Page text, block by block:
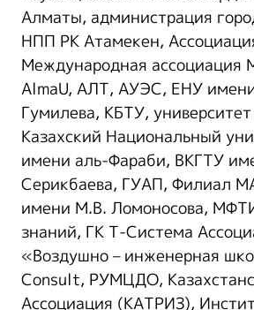
Алматы, администрация
НПП РК Атамекен,
Международная ассоциация
AlmaU, АЛТ, АУЭС, ЕНУ
Гумилева, КБТУ,
Казахский Национальный
имени аль-Фараби, ВКГТУ
Серикбаева, ГУАП, Филиал
имени М.В. Ломоносова,
знаний, ГК Т-Система
«Воздушно – инженерная
Consult, РУМЦДО,
Ассоциация (КАТРИЗ),